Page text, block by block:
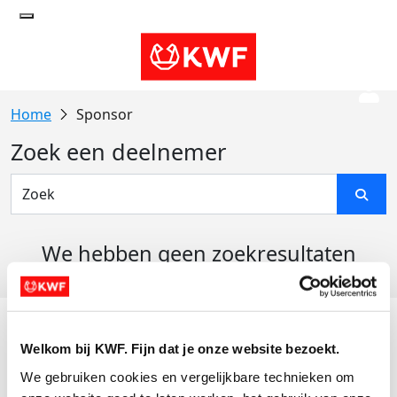
Welkom bij KWF. Fijn dat je onze website bezoekt.
We gebruiken cookies en vergelijkbare technieken om
Sponsor
Zoek een deelnemer
We hebben geen zoekresultaten
Actiematerialen
Evenementen